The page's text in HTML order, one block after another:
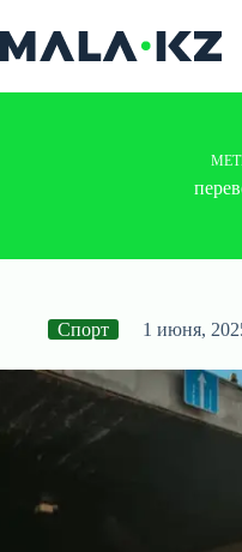
к
сути
Спорт 1 июня,